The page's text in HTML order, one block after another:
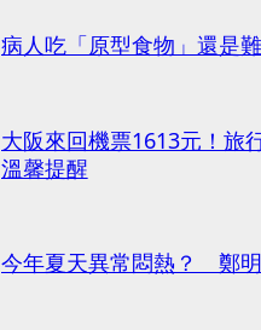
病人吃「原型食物」還是
大阪來回機票1613元！
溫馨提醒
今年夏天異常悶熱？ 鄭